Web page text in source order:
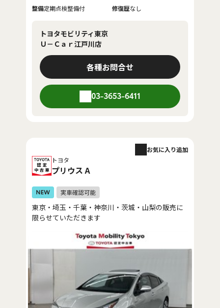
整備定期点検整備付 修復歴なし
トヨタモビリティ東京
Ｕ－Ｃａｒ江戸川店
各種お問合せ
03-3653-6411
トヨタ
プリウス A
お気に入り追加
東京・埼玉・千葉・神奈川・茨城・山梨の販売に
限らせていただきます